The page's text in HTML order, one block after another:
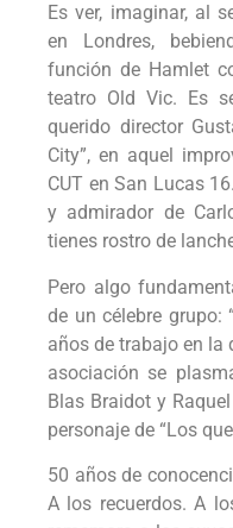
Es ver, imaginar, al
en Londres,
función de Hamlet
teatro Old Vic. Es
querido director
City”, en aquel
CUT en San Lucas
y admirador de
tienes rostro de
Pero algo
de un célebre grupo:
años de trabajo en la
asociación se
Blas Braidot y
personaje de “Los
50 años de
A los recuerdos. A